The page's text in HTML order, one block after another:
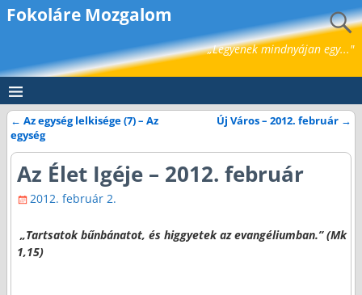
Fokoláre Mozgalom
„Legyenek mindnyájan egy..."
Bejegyzés navigáció
← Az egység lelkisége (7) – Az
egység
Új Város – 2012. február →
Az Élet Igéje – 2012. február
2012. február 2.
„Tartsatok bűnbánatot, és higgyetek az evangéliumban.” (Mk
1,15)